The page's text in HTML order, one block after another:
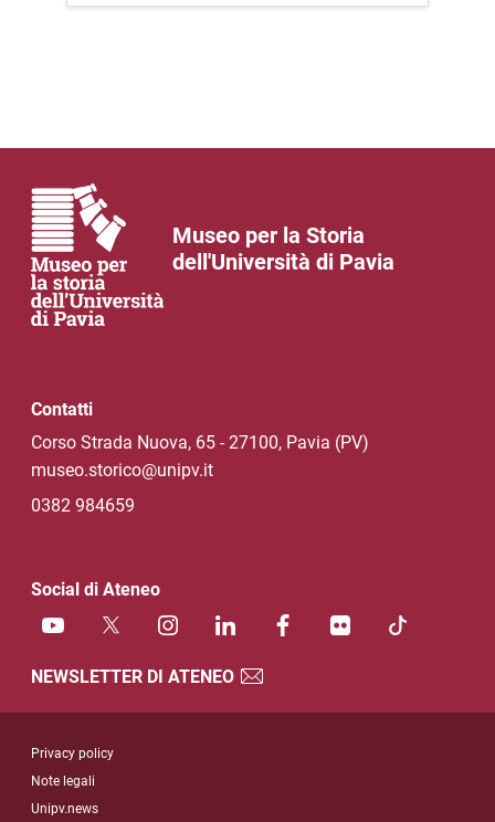
Museo per la Storia
dell'Università di Pavia
Contatti
Corso Strada Nuova, 65 - 27100, Pavia (PV)
museo.storico@unipv.it
0382 984659
Social di Ateneo
NEWSLETTER DI ATENEO
Privacy policy
Note legali
Unipv.news